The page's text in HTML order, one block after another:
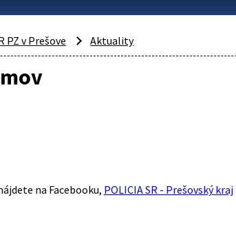
PZ v Prešove Aktuality
na Facebooku, POLICIA SR - Prešovský kraj